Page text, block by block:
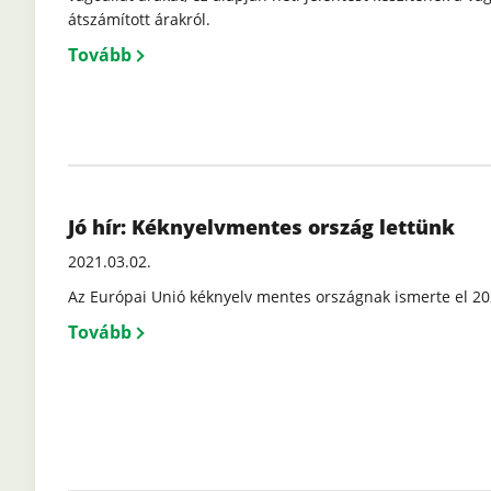
átszámított árakról.
Tovább
Jó hír: Kéknyelvmentes ország lettünk
2021.03.02.
Az Európai Unió kéknyelv mentes országnak ismerte el
Tovább